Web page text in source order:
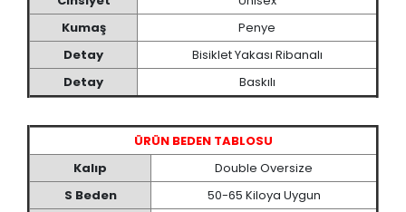
Kumaş
Penye
Detay
Bisiklet Yakası Ribanalı
Detay
Baskılı
ÜRÜN BEDEN TABLOSU
Kalıp
Double Oversize
S Beden
50-65 Kiloya Uygun